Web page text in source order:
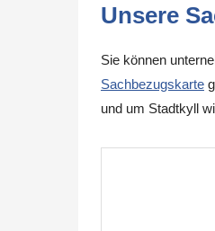
Unsere
Sie können
Sachbezugskarte
und um Stadtkyll